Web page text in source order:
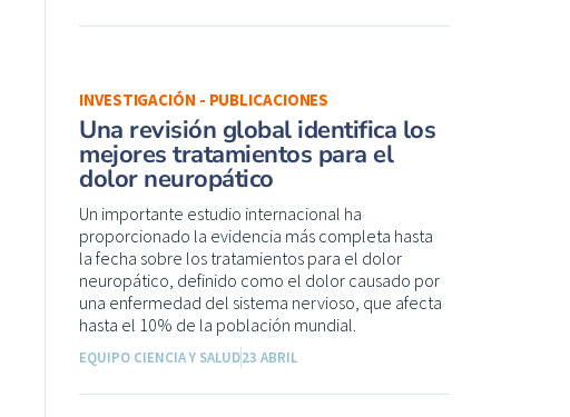
INVESTIGACIÓN - PUBLICACIONES
Una revisión global identifica los
mejores tratamientos para el
dolor neuropático
Un importante estudio internacional ha
proporcionado la evidencia más completa hasta
la fecha sobre los tratamientos para el dolor
neuropático, definido como el dolor causado por
una enfermedad del sistema nervioso, que afecta
hasta el 10% de la población mundial.
EQUIPO CIENCIA Y SALUD23 ABRIL